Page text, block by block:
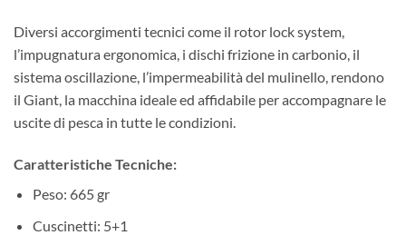
Diversi accorgimenti tecnici come il rotor lock system,
l’impugnatura ergonomica, i dischi frizione in carbonio, il
sistema oscillazione, l’impermeabilità del mulinello, rendono
il Giant, la macchina ideale ed affidabile per accompagnare le
uscite di pesca in tutte le condizioni.
Caratteristiche Tecniche:
Peso: 665 gr
Cuscinetti: 5+1